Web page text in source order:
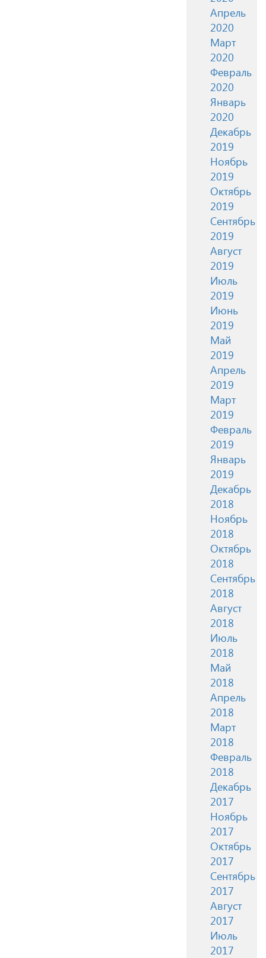
Апрель
2020
Март
2020
Февраль
2020
Январь
2020
Декабрь
2019
Ноябрь
2019
Октябрь
2019
Сентябрь
2019
Август
2019
Июль
2019
Июнь
2019
Май
2019
Апрель
2019
Март
2019
Февраль
2019
Январь
2019
Декабрь
2018
Ноябрь
2018
Октябрь
2018
Сентябрь
2018
Август
2018
Июль
2018
Май
2018
Апрель
2018
Март
2018
Февраль
2018
Декабрь
2017
Ноябрь
2017
Октябрь
2017
Сентябрь
2017
Август
2017
Июль
2017